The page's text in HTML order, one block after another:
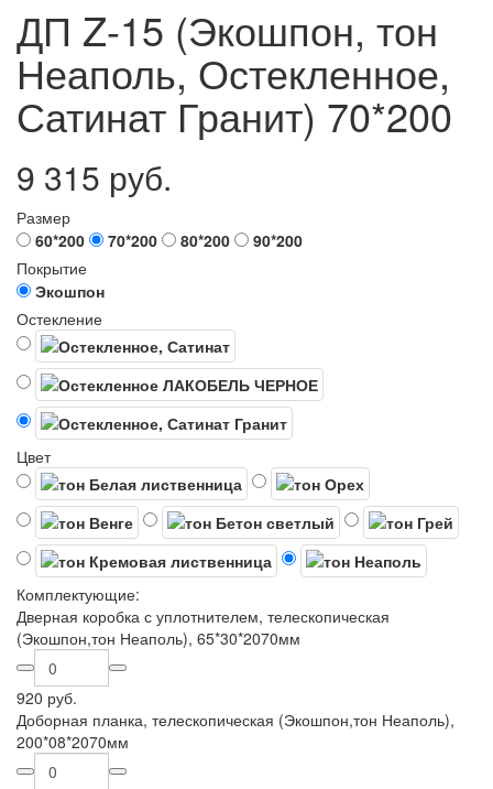
ДП Z-15 (Экошпон, тон
Неаполь, Остекленное,
Сатинат Гранит) 70*200
9 315 руб.
Размер
60*200
70*200 80*200
90*200
Покрытие
Экошпон
Остекление
Цвет
Комплектующие:
Дверная коробка с уплотнителем, телескопическая
(Экошпон,тон Неаполь), 65*30*2070мм
920 руб.
Доборная планка, телескопическая (Экошпон,тон Неаполь),
200*08*2070мм